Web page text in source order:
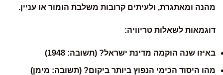
מהנה ומאתגרת, ולעיתים קרובות משלבת הומור או עניין.
דוגמאות לשאלות טריוויה:
באיזו שנה הוקמה מדינת ישראל? (תשובה: 1948)
מהו היסוד הכימי הנפוץ ביותר ביקום? (תשובה: מימן)